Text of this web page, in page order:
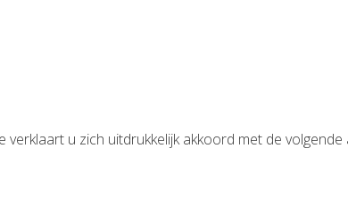
u zich uitdrukkelijk akkoord met de